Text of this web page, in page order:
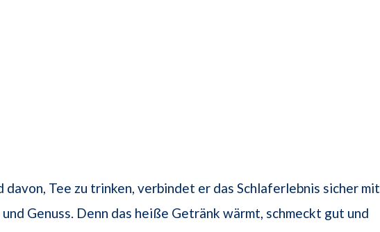
davon, Tee zu trinken, verbindet er das Schlaferlebnis sicher mit
Genuss. Denn das heiße Getränk wärmt, schmeckt gut und